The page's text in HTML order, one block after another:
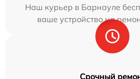
Наш курьер в Барнауле
ваше устройство на
Срочный